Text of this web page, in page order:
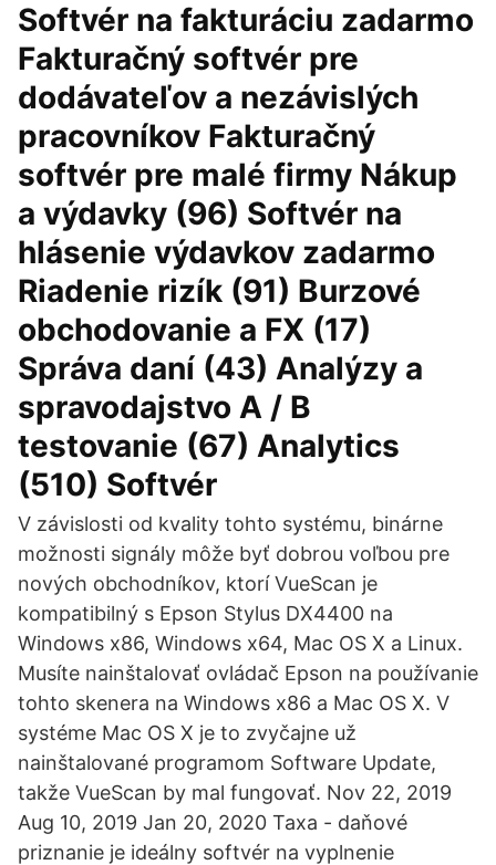
Softvér na fakturáciu zadarmo
Fakturačný softvér pre
dodávateľov a nezávislých
pracovníkov Fakturačný
softvér pre malé firmy Nákup
a výdavky (96) Softvér na
hlásenie výdavkov zadarmo
Riadenie rizík (91) Burzové
obchodovanie a FX (17)
Správa daní (43) Analýzy a
spravodajstvo A / B
testovanie (67) Analytics
(510) Softvér
V závislosti od kvality tohto systému, binárne
možnosti signály môže byť dobrou voľbou pre
nových obchodníkov, ktorí VueScan je
kompatibilný s Epson Stylus DX4400 na
Windows x86, Windows x64, Mac OS X a Linux.
Musíte nainštalovať ovládač Epson na používanie
tohto skenera na Windows x86 a Mac OS X. V
systéme Mac OS X je to zvyčajne už
nainštalované programom Software Update,
takže VueScan by mal fungovať. Nov 22, 2019
Aug 10, 2019 Jan 20, 2020 Taxa - daňové
priznanie je ideálny softvér na vyplnenie